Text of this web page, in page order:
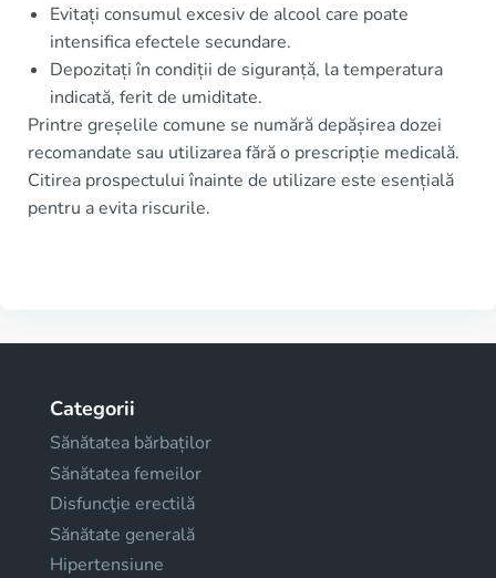
Evitați consumul excesiv de alcool care poate
intensifica efectele secundare.
Depozitați în condiții de siguranță, la temperatura
indicată, ferit de umiditate.
Printre greșelile comune se numără depășirea dozei
recomandate sau utilizarea fără o prescripție medicală.
Citirea prospectului înainte de utilizare este esențială
pentru a evita riscurile.
Categorii
Sănătatea bărbaților
Sănătatea femeilor
Disfuncţie erectilă
Sănătate generală
Hipertensiune